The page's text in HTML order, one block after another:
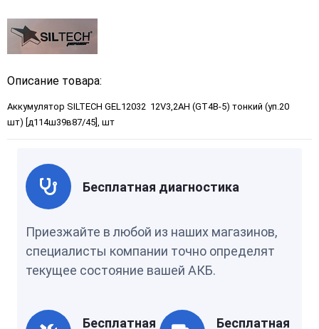
Описание товара:
Аккумулятор SILTECH GEL12032 12V3,2AH (GT4B-5) тонкий (уп.20
шт) [д114ш39в87/45], шт
Бесплатная диагностика
Приезжайте в любой из наших магазинов,
специалисты компании точно определят
текущее состояние вашей АКБ.
Бесплатная
Бесплатная